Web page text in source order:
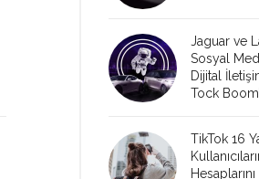
Jaguar ve
Sosyal
Dijital
Tock
TikTok 16